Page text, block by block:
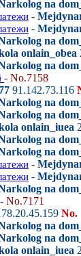
na
-
-
na
onlain_obea
na
- No.7158
91.142.73.116
na
na
onlain_iuea
na
na
-
-
na
- No.7171
No.
na
na
onlain_iuea